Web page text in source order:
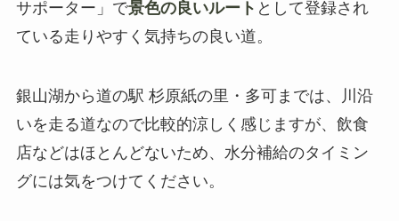
サポーター」で景色の良いルート として登録され
ている走りやすく気持ちの良い道。
銀山湖から道の駅 杉原紙の里・多可までは、川沿
いを走る道なので比較的涼しく感じますが、飲食
店などはほとんどないため、水分補給のタイミン
グには気をつけてください。